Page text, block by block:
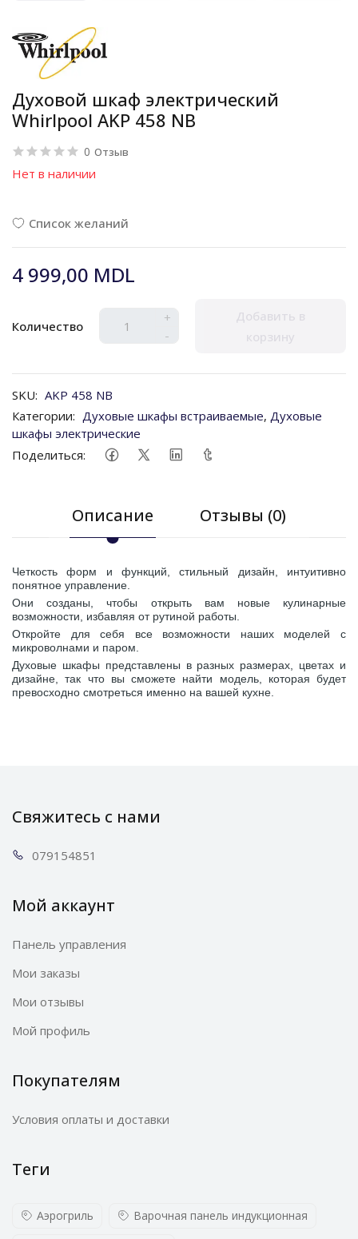
Духовой шкаф электрический
Whirlpool AKP 458 NB
0 Отзыв
Нет в наличии
Список желаний
4 999,00 MDL
Количество
+
-
Добавить в
корзину
SKU: AKP 458 NB
Категории: Духовые шкафы встраиваемые, Духовые
шкафы электрические
Поделиться:
Описание Отзывы (0)
Четкость форм и функций, стильный дизайн, интуитивно
понятное управление.
Они созданы, чтобы открыть вам новые кулинарные
возможности, избавляя от рутиной работы.
Откройте для себя все возможности наших моделей с
микроволнами и паром.
Духовые шкафы представлены в разных размерах, цветах и
дизайне, так что вы сможете найти модель, которая будет
превосходно смотреться именно на вашей кухне.
Свяжитесь с нами
0791 54851
Мой аккаунт
Панель управления
Мои заказы
Мои отзывы
Мой профиль
Покупателям
Условия оплаты и доставки
Теги
Аэрогриль Варочная панель индукционная